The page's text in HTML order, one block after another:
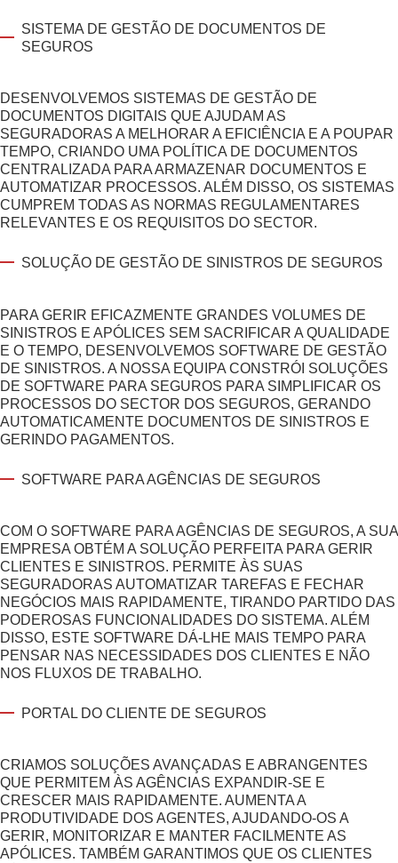
SISTEMA DE GESTÃO DE DOCUMENTOS DE
SEGUROS
DESENVOLVEMOS SISTEMAS DE GESTÃO DE
DOCUMENTOS DIGITAIS QUE AJUDAM AS
SEGURADORAS A MELHORAR A EFICIÊNCIA E A POUPAR
TEMPO, CRIANDO UMA POLÍTICA DE DOCUMENTOS
CENTRALIZADA PARA ARMAZENAR DOCUMENTOS E
AUTOMATIZAR PROCESSOS. ALÉM DISSO, OS SISTEMAS
CUMPREM TODAS AS NORMAS REGULAMENTARES
RELEVANTES E OS REQUISITOS DO SECTOR.
SOLUÇÃO DE GESTÃO DE SINISTROS DE SEGUROS
PARA GERIR EFICAZMENTE GRANDES VOLUMES DE
SINISTROS E APÓLICES SEM SACRIFICAR A QUALIDADE
E O TEMPO, DESENVOLVEMOS SOFTWARE DE GESTÃO
DE SINISTROS. A NOSSA EQUIPA CONSTRÓI SOLUÇÕES
DE SOFTWARE PARA SEGUROS PARA SIMPLIFICAR OS
PROCESSOS DO SECTOR DOS SEGUROS, GERANDO
AUTOMATICAMENTE DOCUMENTOS DE SINISTROS E
GERINDO PAGAMENTOS.
SOFTWARE PARA AGÊNCIAS DE SEGUROS
COM O SOFTWARE PARA AGÊNCIAS DE SEGUROS, A SUA
EMPRESA OBTÉM A SOLUÇÃO PERFEITA PARA GERIR
CLIENTES E SINISTROS. PERMITE ÀS SUAS
SEGURADORAS AUTOMATIZAR TAREFAS E FECHAR
NEGÓCIOS MAIS RAPIDAMENTE, TIRANDO PARTIDO DAS
PODEROSAS FUNCIONALIDADES DO SISTEMA. ALÉM
DISSO, ESTE SOFTWARE DÁ-LHE MAIS TEMPO PARA
PENSAR NAS NECESSIDADES DOS CLIENTES E NÃO
NOS FLUXOS DE TRABALHO.
PORTAL DO CLIENTE DE SEGUROS
CRIAMOS SOLUÇÕES AVANÇADAS E ABRANGENTES
QUE PERMITEM ÀS AGÊNCIAS EXPANDIR-SE E
CRESCER MAIS RAPIDAMENTE. AUMENTA A
PRODUTIVIDADE DOS AGENTES, AJUDANDO-OS A
GERIR, MONITORIZAR E MANTER FACILMENTE AS
APÓLICES. TAMBÉM GARANTIMOS QUE OS CLIENTES